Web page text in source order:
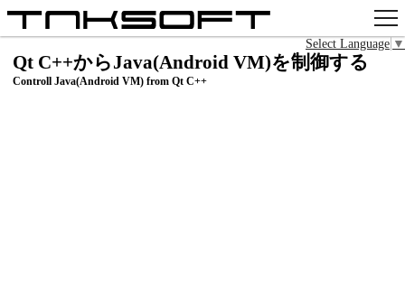
アプリ
x
Select Language ▼
Qt C++からJava(Android VM)を制御する
Controll Java(Android VM) from Qt C++